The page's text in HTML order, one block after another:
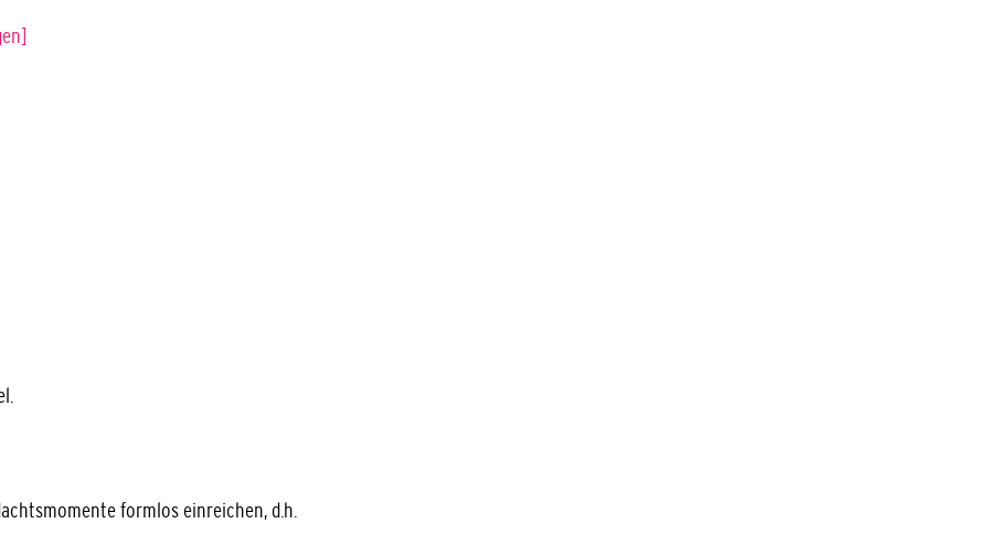
formlos einreichen, d.h.